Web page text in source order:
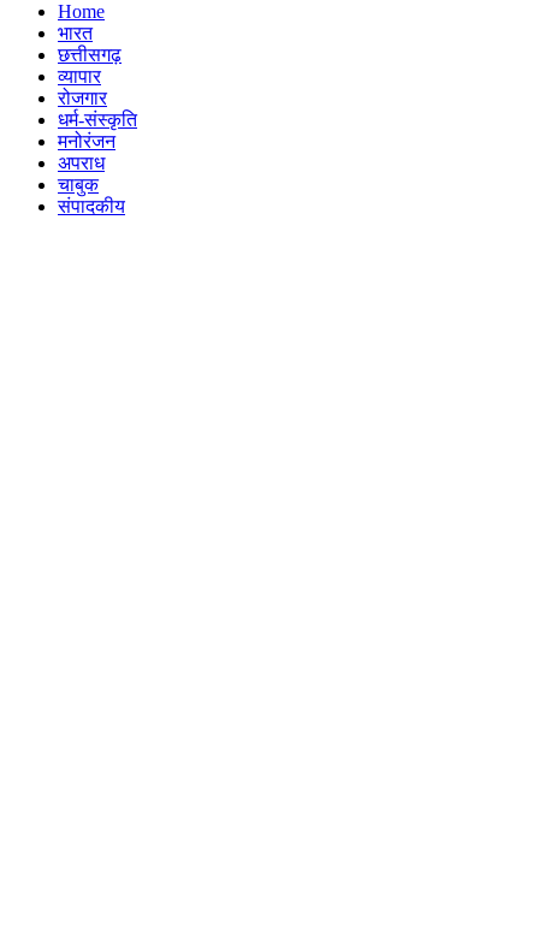
Home
भारत
छत्तीसगढ़
व्यापार
रोजगार
धर्म-संस्कृति
मनोरंजन
अपराध
चाबुक
संपादकीय